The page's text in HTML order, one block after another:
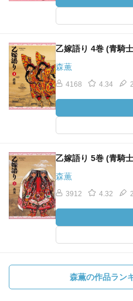
乙嫁語り 4巻 (青騎
森薫
4168 4.34
乙嫁語り 5巻 (青騎
森薫
3912 4.32
森薫の作品ラン